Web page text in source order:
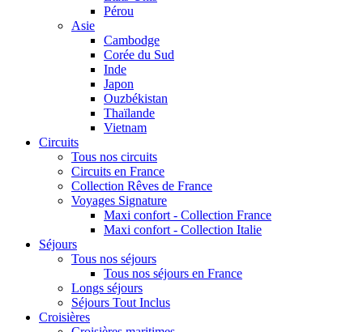
Pérou
Asie
Cambodge
Corée du Sud
Inde
Japon
Ouzbékistan
Thaïlande
Vietnam
Circuits
Tous nos circuits
Circuits en France
Collection Rêves de France
Voyages Signature
Maxi confort - Collection France
Maxi confort - Collection Italie
Séjours
Tous nos séjours
Tous nos séjours en France
Longs séjours
Séjours Tout Inclus
Croisières